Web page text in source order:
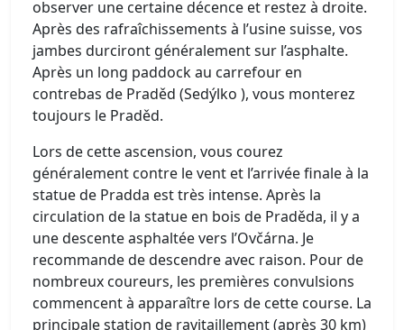
observer une certaine décence et restez à droite.
Après des rafraîchissements à l’usine suisse, vos
jambes durciront généralement sur l’asphalte.
Après un long paddock au carrefour en
contrebas de Praděd (Sedýlko ), vous monterez
toujours le Praděd.
Lors de cette ascension, vous courez
généralement contre le vent et l’arrivée finale à la
statue de Pradda est très intense. Après la
circulation de la statue en bois de Praděda, il y a
une descente asphaltée vers l’Ovčárna. Je
recommande de descendre avec raison. Pour de
nombreux coureurs, les premières convulsions
commencent à apparaître lors de cette course. La
principale station de ravitaillement (après 30 km)